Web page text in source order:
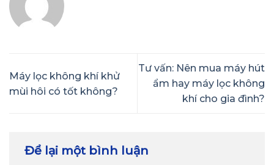
Máy lọc không khí khử
mùi hôi có tốt không?
Tư vấn: Nên mua máy hút
ẩm hay máy lọc không
khí cho gia đình?
Để lại một bình luận